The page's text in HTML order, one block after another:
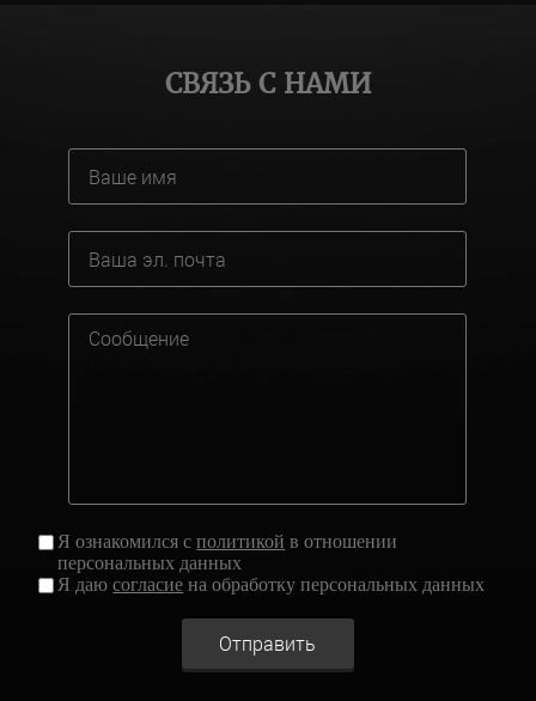
СВЯЗЬ С НАМИ
Я ознакомился сполитикой в отношении
персональных данных
Я даюсогласие на обработку персональных данных
Отправить